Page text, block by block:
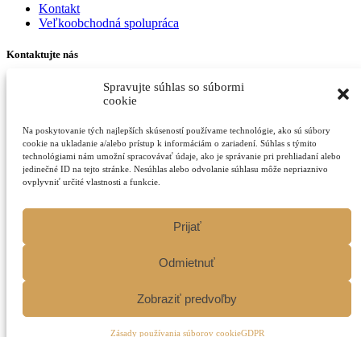
Spravujte súhlas so súbormi
cookie
Na poskytovanie tých najlepších skúseností používame technológie, ako sú súbory
cookie na ukladanie a/alebo prístup k informáciám o zariadení. Súhlas s týmito
technológiami nám umožní spracovávať údaje, ako je správanie pri prehliadaní alebo
jedinečné ID na tejto stránke. Nesúhlas alebo odvolanie súhlasu môže nepriaznivo
ovplyvniť určité vlastnosti a funkcie.
Prijať
Odmietnuť
Zobraziť predvoľby
Zásady používania súborov cookieGDPR
Kontakt
Veľkoobchodná spolupráca
Kontaktujte nás
Budovateľská 34, 080 01 Prešov
Telefónne číslo:
+421 948 509 289
Otváracie hodiny:
pondelok - piatok: 9:00 - 17:30
Copyright ©2021-2026 PraziarenEpera.sk | Made withby